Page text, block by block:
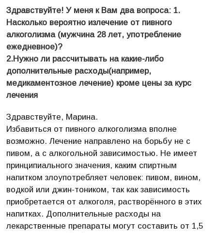
Здравствуйте! У меня к Вам два вопроса: 1.
Насколько вероятно излечение от пивного
алкоголизма (мужчина 28 лет, употребление
ежедневное)?
2.Нужно ли рассчитывать на какие-либо
дополнительные расходы(например,
медикаментозное лечение) кроме цены за курс
лечения
Здравствуйте, Марина.
Избавиться от пивного алкоголизма вполне
возможно. Лечение направлено на борьбу не с
пивом, а с алкогольной зависимостью. Не имеет
принципиального значения, каким спиртным
напитком злоупотребляет человек: пивом, вином,
водкой или джин-тоником, так как зависимость
приобретается от алкоголя, растворённого в этих
напитках. Дополнительные расходы на
лекарственные препараты могут составить от 1,5